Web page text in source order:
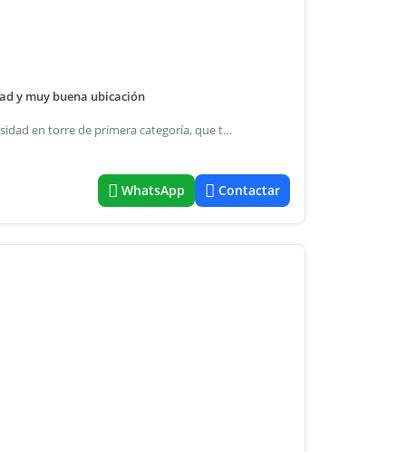
y muy buena ubicación
Alquiler excelente monoambiente con muy buena luminosidad en torre de primera categoría, que tiene solárium con pileta, gimnasio, laundry, sum y parrillas. El depto se encuentra en perfecto estado y cuenta con termotanque eléctrico y un equipo de aireacondicionado frio/calor. Listo para mudarse
WhatsApp Contactar